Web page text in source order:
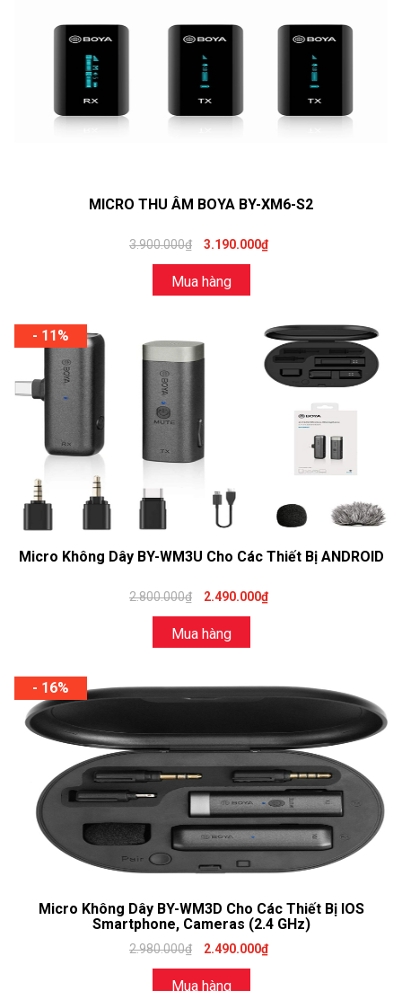
MICRO THU ÂM BOYA BY-XM6-S2
3.900.000₫ 3.190.000₫
Mua hàng
- 11%
Micro Không Dây BY-WM3U Cho Các Thiết Bị ANDROID
2.800.000₫ 2.490.000₫
Mua hàng
- 16%
Micro Không Dây BY-WM3D Cho Các Thiết Bị IOS
Smartphone, Cameras (2.4 GHz)
2.980.000₫ 2.490.000₫
Mua hàng